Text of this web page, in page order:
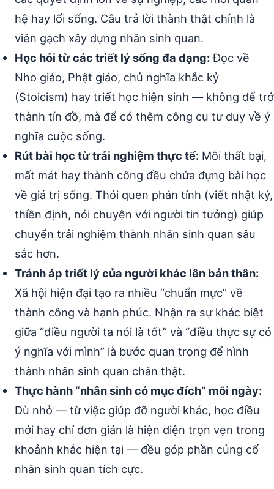
hệ hay lối sống. Câu trả lời thành thật chính là
viên gạch xây dựng nhân sinh quan.
Học hỏi từ các triết lý sống đa dạng:Đọc về
Nho giáo, Phật giáo, chủ nghĩa khắc kỷ
(Stoicism) hay triết học hiện sinh — không để trở
thành tín đồ, mà để có thêm công cụ tư duy về ý
nghĩa cuộc sống.
Rút bài học từ trải nghiệm thực tế: Mỗi thất bại,
mất mát hay thành công đều chứa đựng bài học
về giá trị sống. Thói quen phản tỉnh (viết nhật ký,
thiền định, nói chuyện với người tin tưởng) giúp
chuyển trải nghiệm thành nhân sinh quan sâu
sắc hơn.
Tránh áp triết lý của người khác lên bản thân:
Xã hội hiện đại tạo ra nhiều “chuẩn mực” về
thành công và hạnh phúc. Nhận ra sự khác biệt
giữa “điều người ta nói là tốt” và “điều thực sự có
ý nghĩa với mình” là bước quan trọng để hình
thành nhân sinh quan chân thật.
Thực hành “nhân sinh có mục đích” mỗi ngày:
Dù nhỏ — từ việc giúp đỡ người khác, học điều
mới hay chỉ đơn giản là hiện diện trọn vẹn trong
khoảnh khắc hiện tại — đều góp phần củng cố
nhân sinh quan tích cực.